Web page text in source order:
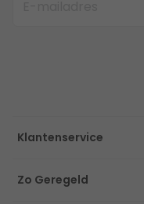
Klantenservice
Zo Geregeld